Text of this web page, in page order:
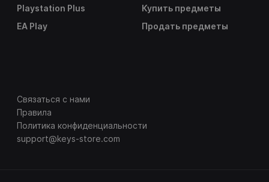
Playstation Plus
EA Play
Купить предметы
Продать предметы
Связаться с нами
Правила
Политика конфиденциальности
support@keys-store.com